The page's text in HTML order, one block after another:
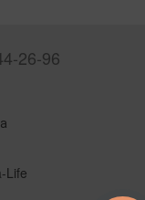
26-96
Life